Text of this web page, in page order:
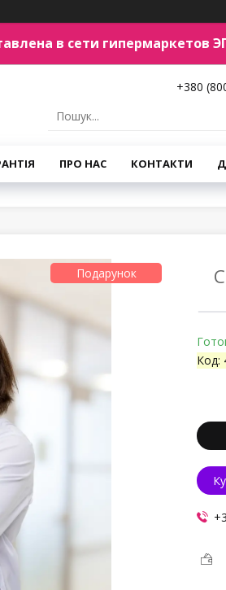
в сети гипермаркетов
+380
ПРО НАС КОНТАКТИ
Подарунок
Код: